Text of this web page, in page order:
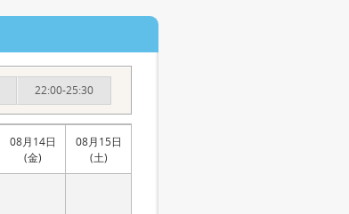
22:00-25:30
08月14日
(金)
08月15日
(土)